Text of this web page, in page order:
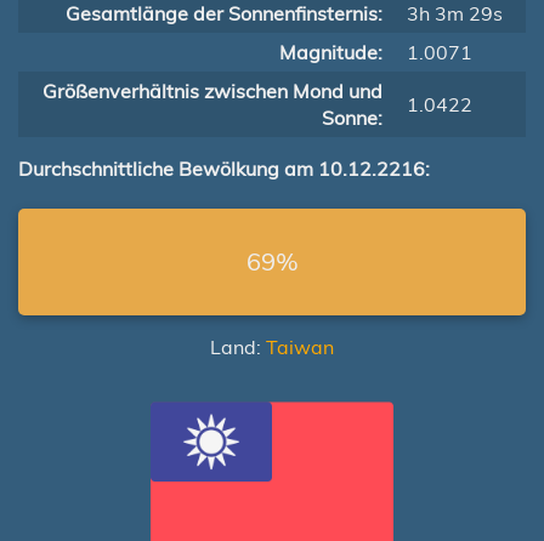
Gesamtlänge der Sonnenfinsternis:
3h 3m 29s
Magnitude:
1.0071
Größenverhältnis zwischen Mond und
Sonne:
1.0422
Durchschnittliche Bewölkung am 10.12.2216:
69%
Land: Taiwan